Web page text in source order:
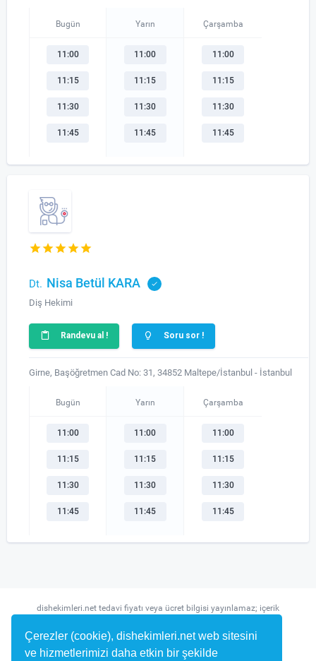
Çerezler (cookie), dishekimleri.net web sitesini
ve hizmetlerimizi daha etkin bir şekilde
Bugün
11:00
11:15
11:30
11:45
Yarın
11:00
11:15
11:30
11:45
Çarşamba
11:00
11:15
11:30
11:45
Dt. Nisa Betül KARA
Diş Hekimi
Randevu al ! Soru sor !
Girne, Başöğretmen Cad No: 31, 34852 Maltepe/İstanbul - İstanbul
Bugün
11:00
11:15
11:30
11:45
Yarın
11:00
11:15
11:30
11:45
Çarşamba
11:00
11:15
11:30
11:45
dishekimleri.net tedavi fiyatı veya ücret bilgisi yayınlamaz; içerik